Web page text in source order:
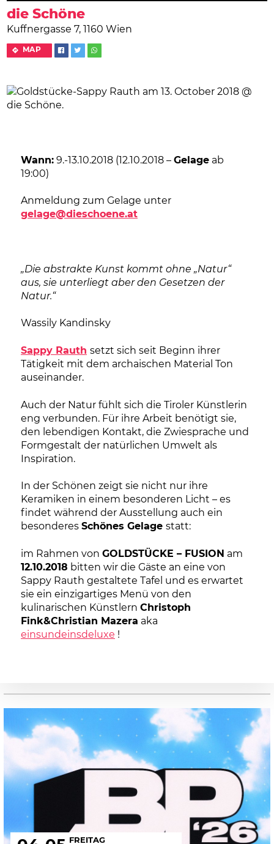
die Schöne
Kuffnergasse 7, 1160 Wien
MAP
Wann:9.-13.10.2018 (12.10.2018 – Gelageab
19:00)
Anmeldung zum Gelage unter
gelage@dieschoene.at
„Die abstrakte Kunst kommt ohne „Natur“
aus, sie unterliegt aber den Gesetzen der
Natur.“
Wassily Kandinsky
Sappy Rauth setzt sich seit Beginn ihrer
Tätigkeit mit dem archaischen Material Ton
auseinander.
Auch der Natur fühlt sich die Tiroler Künstlerin
eng verbunden. Für ihre Arbeit benötigt sie,
den lebendigen Kontakt, die Zwiesprache und
Formgestalt der natürlichen Umwelt als
Inspiration.
In der Schönen zeigt sie nicht nur ihre
Keramiken in einem besonderen Licht – es
findet während der Ausstellung auch ein
besonderes Schönes Gelage statt:
im Rahmen von GOLDSTÜCKE – FUSION am
12.10.2018 bitten wir die Gäste an eine von
Sappy Rauth gestaltete Tafel und es erwartet
sie ein einzigartiges Menü von den
kulinarischen Künstlern Christoph
Fink&Christian Mazera aka
einsundeinsdeluxe !
FREITAG